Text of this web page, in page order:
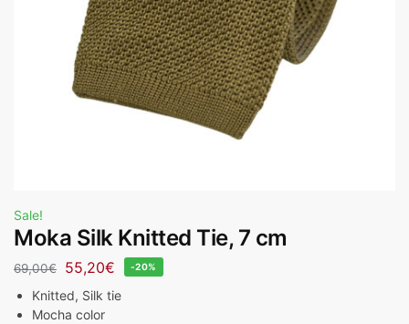
Sale!
Moka Silk Knitted Tie, 7 cm
69,00€ 55,20€ -20%
Knitted, Silk tie
Mocha color